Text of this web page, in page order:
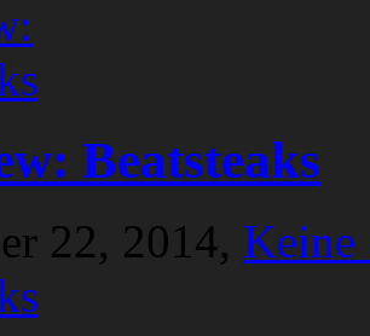
Beatsteaks
22, 2014, Keine